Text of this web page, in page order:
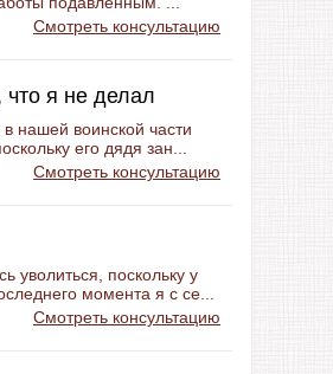
Смотреть консультацию
что я не делал
нашей воинской части
его дядя зан...
Смотреть консультацию
поскольку у
момента я с се...
Смотреть консультацию